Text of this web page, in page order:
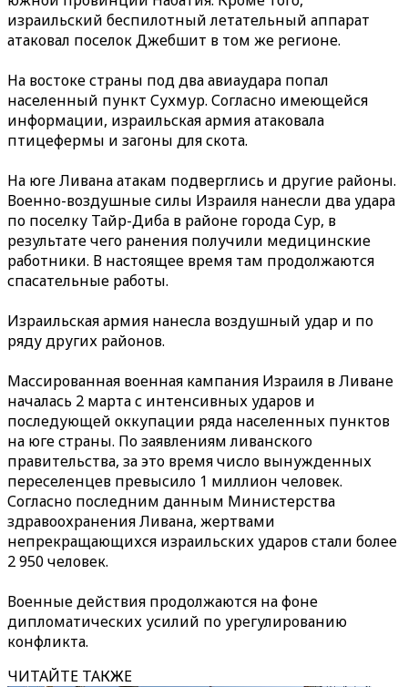
израильский беспилотный летательный аппарат
атаковал поселок Джебшит в том же регионе.
На востоке страны под два авиаудара попал
населенный пункт Сухмур. Согласно имеющейся
информации, израильская армия атаковала
птицефермы и загоны для скота.
На юге Ливана атакам подверглись и другие районы.
Военно-воздушные силы Израиля нанесли два удара
по поселку Тайр-Диба в районе города Сур, в
результате чего ранения получили медицинские
работники. В настоящее время там продолжаются
спасательные работы.
Израильская армия нанесла воздушный удар и по
ряду других районов.
Массированная военная кампания Израиля в Ливане
началась 2 марта с интенсивных ударов и
последующей оккупации ряда населенных пунктов
на юге страны. По заявлениям ливанского
правительства, за это время число вынужденных
переселенцев превысило 1 миллион человек.
Согласно последним данным Министерства
здравоохранения Ливана, жертвами
непрекращающихся израильских ударов стали более
2 950 человек.
Военные действия продолжаются на фоне
дипломатических усилий по урегулированию
конфликта.
ЧИТАЙТЕ ТАКЖЕ